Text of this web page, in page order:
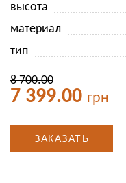
высота
материал
тип
8 700.00
7 399.00 грн
ЗАКАЗАТЬ